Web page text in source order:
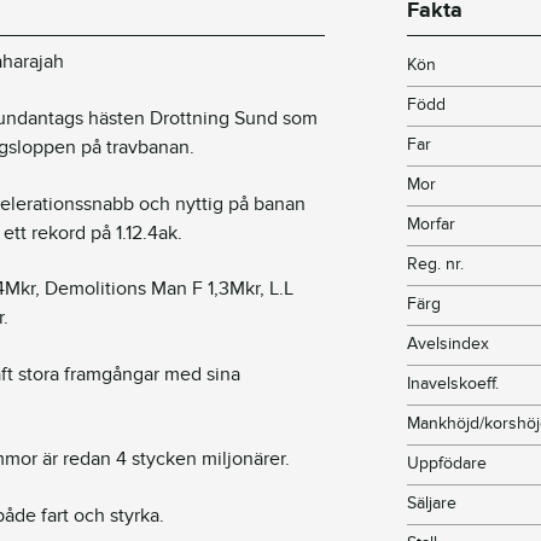
hästen Drottning Sund som
på travbanan.
och nyttig på banan
rekord på 1.12.4ak.
Demolitions Man F 1,3Mkr, L.L
stora framgångar med sina
är redan 4 stycken miljonärer.
fart och styrka.
Fakta
Kön
Född
Far
Mor
Morfar
Reg. nr.
Färg
Avelsindex
Inavelskoeff.
Mankhöjd/
Uppfödare
Säljare